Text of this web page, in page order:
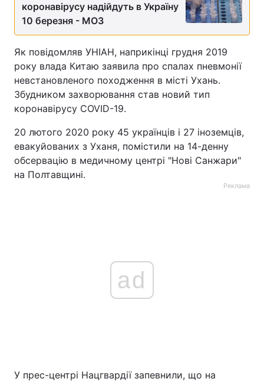
Тема оформлення
коронавірусу надійдуть в Україну
10 березня - МОЗ
Як повідомляв УНІАН, наприкінці грудня 2019
року влада Китаю заявила про спалах пневмонії
невстановленого походження в місті Ухань.
Збудником захворювання став новий тип
коронавірусу COVID-19.
20 лютого 2020 року 45 українців і 27 іноземців,
евакуйованих з Уханя, помістили на 14-денну
обсервацію в медичному центрі "Нові Санжари"
на Полтавщині.
Реклама
ad
У прес-центрі Нацгвардії запевнили, що на